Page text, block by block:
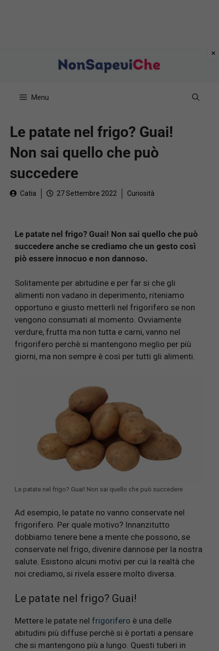
Menu
Le patate nel frigo? Guai!
Non sai quello che può
succedere
Catia 27 Settembre 2022 Curiosità
Le patate nel frigo? Guai! Non sai quello che può
succedere anche se crediamo che un gesto così
piò essere innocuo e non dannoso.
Solitamente per abitudine e per far si che gli
alimenti non vadano in deperimento, riteniamo
opportuno e giusto metterli nel frigorifero se non
vengono consumati al momento. Ovviamente
verdure, frutta ma non tutta e carni, vanno nel
frigorifero perchè si mantengono meglio per più
giorni, ma non sempre è così per tutti gli alimenti.
Le patate nel frigo? Guai! Non sai quello che può succedere
Ad esempio, le patate no vanno conservate nel
frigorifero. Per quale motivo? Innanzitutto
dobbiamo tenere bene a mente che possono, se
conservate nel frigo, divenire dannose per la nostra
salute. Esistono alcuni motivi per cui la realtà che
noi crediamo, si rivela essere molto diversa.
Le patate nel frigo? Guai!
Mettere le patate nel frigorifero è una delle
abitudini più diffuse perchè si è portati a pensare
che si mantengono più a lungo. Questi tuberi in